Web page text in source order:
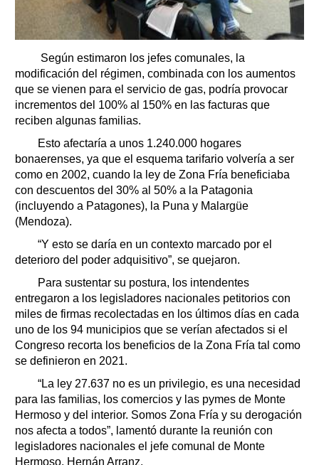
Según estimaron los jefes comunales, la
modificación del régimen, combinada con los aumentos
que se vienen para el servicio de gas, podría provocar
incrementos del 100% al 150% en las facturas que
reciben algunas familias.
Esto afectaría a unos 1.240.000 hogares
bonaerenses, ya que el esquema tarifario volvería a ser
como en 2002, cuando la ley de Zona Fría beneficiaba
con descuentos del 30% al 50% a la Patagonia
(incluyendo a Patagones), la Puna y Malargüe
(Mendoza).
“Y esto se daría en un contexto marcado por el
deterioro del poder adquisitivo”, se quejaron.
Para sustentar su postura, los intendentes
entregaron a los legisladores nacionales petitorios con
miles de firmas recolectadas en los últimos días en cada
uno de los 94 municipios que se verían afectados si el
Congreso recorta los beneficios de la Zona Fría tal como
se definieron en 2021.
“La ley 27.637 no es un privilegio, es una necesidad
para las familias, los comercios y las pymes de Monte
Hermoso y del interior. Somos Zona Fría y su derogación
nos afecta a todos”, lamentó durante la reunión con
legisladores nacionales el jefe comunal de Monte
Hermoso, Hernán Arranz.